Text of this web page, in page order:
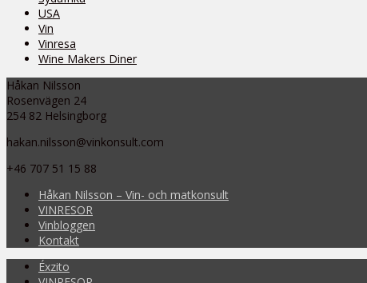
USA
Vin
Vinresa
Wine Makers Diner
Håkan Nilsson
Rosenvägen 24
254 82 Helsingborg
hakan.nilsson@vinkonsult.com
+46 707 51 15 88
Håkan Nilsson – Vin- och matkonsult
VINRESOR
Vinbloggen
Kontakt
Éxzito